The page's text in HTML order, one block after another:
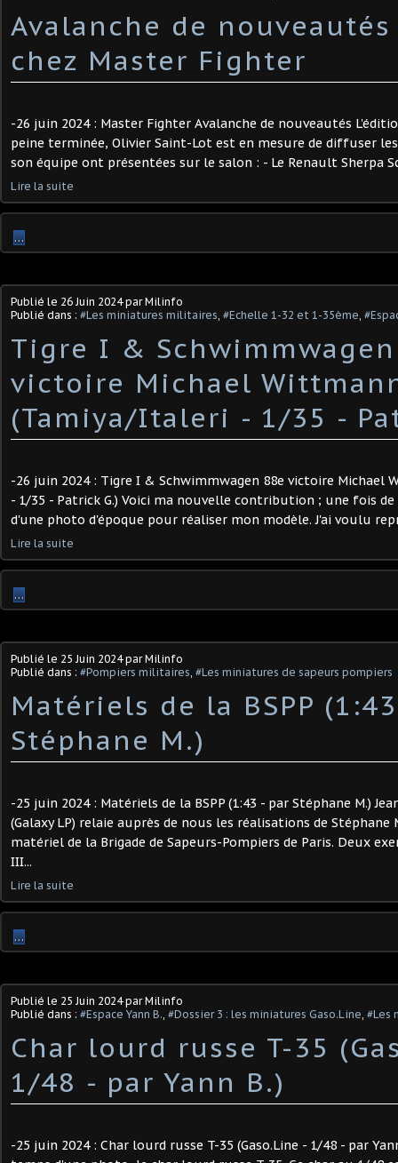
Avalanche de
chez Master Fighter
-26 juin 2024 : Master Fighter Avalanche de nouveautés
peine terminée, Olivier Saint-Lot est en mesure de diffuser
son équipe ont présentées sur le salon : - Le Renault Sherpa
Lire la suite
…
Publié le 26 Juin 2024par Milinfo
Publié dans : #Les miniatures militaires, #Echelle 1-32 et 1-35ème,
Tigre I &
victoire Michael
(Tamiya/Italeri - 1/35 -
-26 juin 2024 : Tigre I & Schwimmwagen 88e victoire Michael
- 1/35 - Patrick G.) Voici ma nouvelle contribution ; une fois
d'une photo d'époque pour réaliser mon modèle. J'ai voulu
Lire la suite
…
Publié le 25 Juin 2024par Milinfo
Publié dans : #Pompiers militaires, #Les miniatures de sapeurs pompiers
Matériels de la BSPP
Stéphane M.) ​
-25 juin 2024 : Matériels de la BSPP (1:43 - par Stéphane M.)
(Galaxy LP) relaie auprès de nous les réalisations de
matériel de la Brigade de Sapeurs-Pompiers de Paris. Deux
III...
Lire la suite
…
Publié le 25 Juin 2024par Milinfo
Publié dans : #Espace Yann B., #Dossier 3 : les miniatures Gaso.Line, #Les
Char lourd russe T-35
1/48 - par Yann B.) ​
-25 juin 2024 : Char lourd russe T-35 (Gaso.Line - 1/48 - par